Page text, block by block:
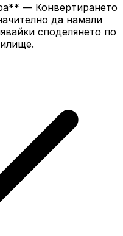
— Конвертирането
да намали
споделянето по